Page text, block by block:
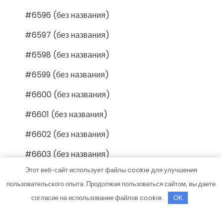
#6596 (без названия)
#6597 (без названия)
#6598 (без названия)
#6599 (без названия)
#6600 (без названия)
#6601 (без названия)
#6602 (без названия)
#6603 (без названия)
#6604 (без названия)
Этот веб-сайт использует файлы cookie для улучшения
пользовательского опыта. Продолжая пользоваться сайтом, вы даете
согласие на использование файлов cookie.
OK